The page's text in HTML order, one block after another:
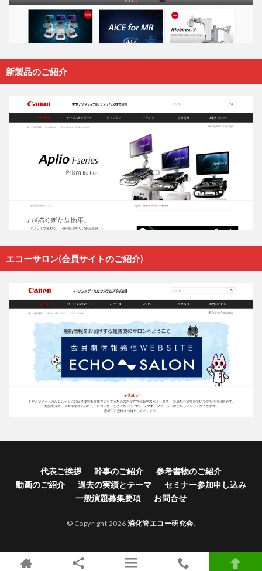
新製品のご紹介
エコーサロン(会員サイトのご紹介)
代表ご挨拶 幹事のご紹介
参考書物のご紹介
動画のご紹介
過去の実績とテーマ
セミナー参加申し込み
一般演題募集要項
お問合せ
© Copyright 2026消化管エコー研究会.